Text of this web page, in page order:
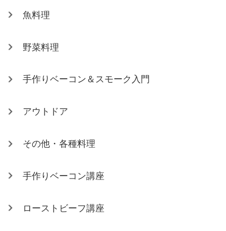
魚料理
野菜料理
手作りベーコン＆スモーク入門
アウトドア
その他・各種料理
手作りベーコン講座
ローストビーフ講座